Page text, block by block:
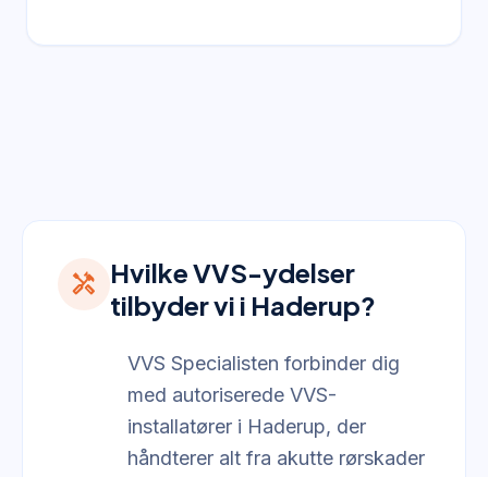
handyman Hvilke VVS-ydelser
tilbyder vi i Haderup?
VVS Specialisten forbinder dig
med autoriserede VVS-
installatører i Haderup, der
håndterer alt fra akutte rørskader